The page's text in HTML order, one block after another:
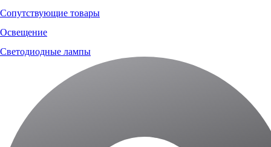
Сопутствующие товары
Освещение
Светодиодные лампы